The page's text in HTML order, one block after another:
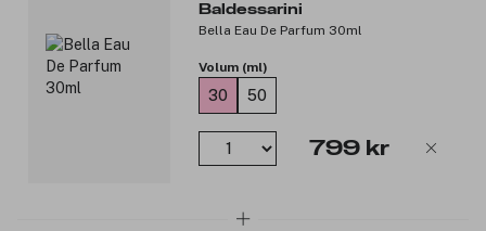
Baldessarini
Bella Eau De Parfum 30ml
Volum (ml)
30 50
799 kr